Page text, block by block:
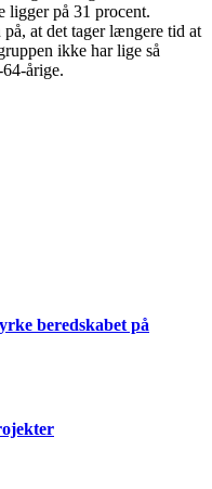
ligger på 31 procent.
på, at det tager længere tid at
ikke har lige så
årige.
beredskabet på